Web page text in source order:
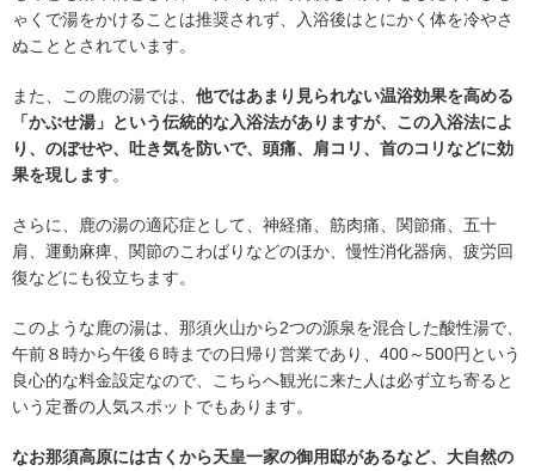
ゃくで湯をかけることは推奨されず、入浴後はとにかく体を冷やさ
ぬこととされています。
また、この鹿の湯では、 他ではあまり見られない温浴効果を高める
「かぶせ湯」という伝統的な入浴法がありますが、この入浴法によ
り、のぼせや、吐き気を防いで、頭痛、肩コリ、首のコリなどに効
果を現します。
さらに、鹿の湯の適応症として、神経痛、筋肉痛、関節痛、五十
肩、運動麻痺、関節のこわばりなどのほか、慢性消化器病、疲労回
復などにも役立ちます。
このような鹿の湯は、那須火山から2つの源泉を混合した酸性湯で、
午前８時から午後６時までの日帰り営業であり、400～500円という
良心的な料金設定なので、こちらへ観光に来た人は必ず立ち寄ると
いう定番の人気スポットでもあります。
なお那須高原には古くから天皇一家の御用邸があるなど、大自然の